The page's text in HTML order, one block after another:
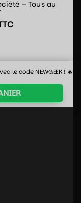
– Tous au
le code NEWGEEK ! 🔥